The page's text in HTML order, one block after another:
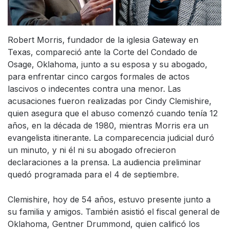
Robert Morris, fundador de la iglesia Gateway en
Texas, compareció ante la Corte del Condado de
Osage, Oklahoma, junto a su esposa y su abogado,
para enfrentar cinco cargos formales de actos
lascivos o indecentes contra una menor. Las
acusaciones fueron realizadas por Cindy Clemishire,
quien asegura que el abuso comenzó cuando tenía 12
años, en la década de 1980, mientras Morris era un
evangelista itinerante. La comparecencia judicial duró
un minuto, y ni él ni su abogado ofrecieron
declaraciones a la prensa. La audiencia preliminar
quedó programada para el 4 de septiembre.
Clemishire, hoy de 54 años, estuvo presente junto a
su familia y amigos. También asistió el fiscal general de
Oklahoma, Gentner Drummond, quien calificó los